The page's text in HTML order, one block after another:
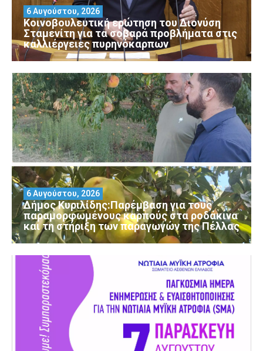
Κοινοβουλευτική ερώτηση του Διονύση
Σταμενίτη για τα σοβαρά προβλήματα στις
καλλιέργειες πυρηνόκαρπων
6 Αυγούστου, 2026
Δήμος Κυριλίδης:Παρέμβαση για τους
παραμορφωμένους καρπούς στα ροδάκινα
και τη στήριξη των παραγωγών της Πέλλας
6 Αυγούστου, 2026